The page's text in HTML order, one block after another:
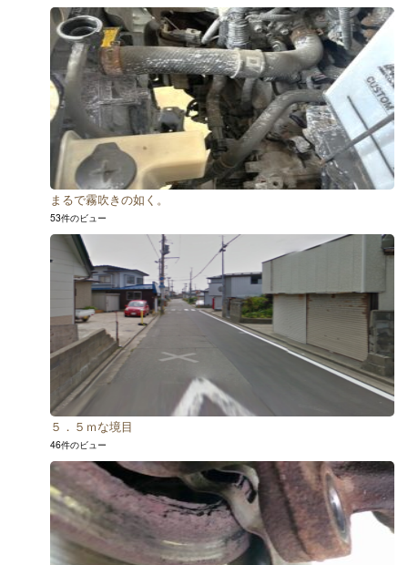
まるで霧吹きの如く。
53件のビュー
５．５ｍな境目
46件のビュー